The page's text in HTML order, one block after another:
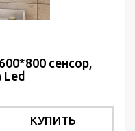
сенсор,
Led
КУПИТЬ